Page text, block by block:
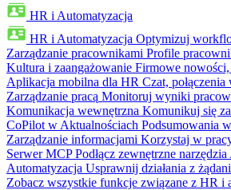
HR i Automatyzacja
HR i Automatyzacja Optymizuj
Zarządzanie pracownikami Profile
Kultura i zaangażowanie Firmowe
Aplikacja mobilna dla HR Czat,
Zarządzanie pracą Monitoruj wyniki
Komunikacja wewnętrzna Komunikuj się
CoPilot w Aktualnościach Podsumowania
Zarządzanie informacjami Korzystaj w
Serwer MCP Podłącz zewnętrzne
Automatyzacja Usprawnij działania z
Zobacz wszystkie funkcje związane z HR i